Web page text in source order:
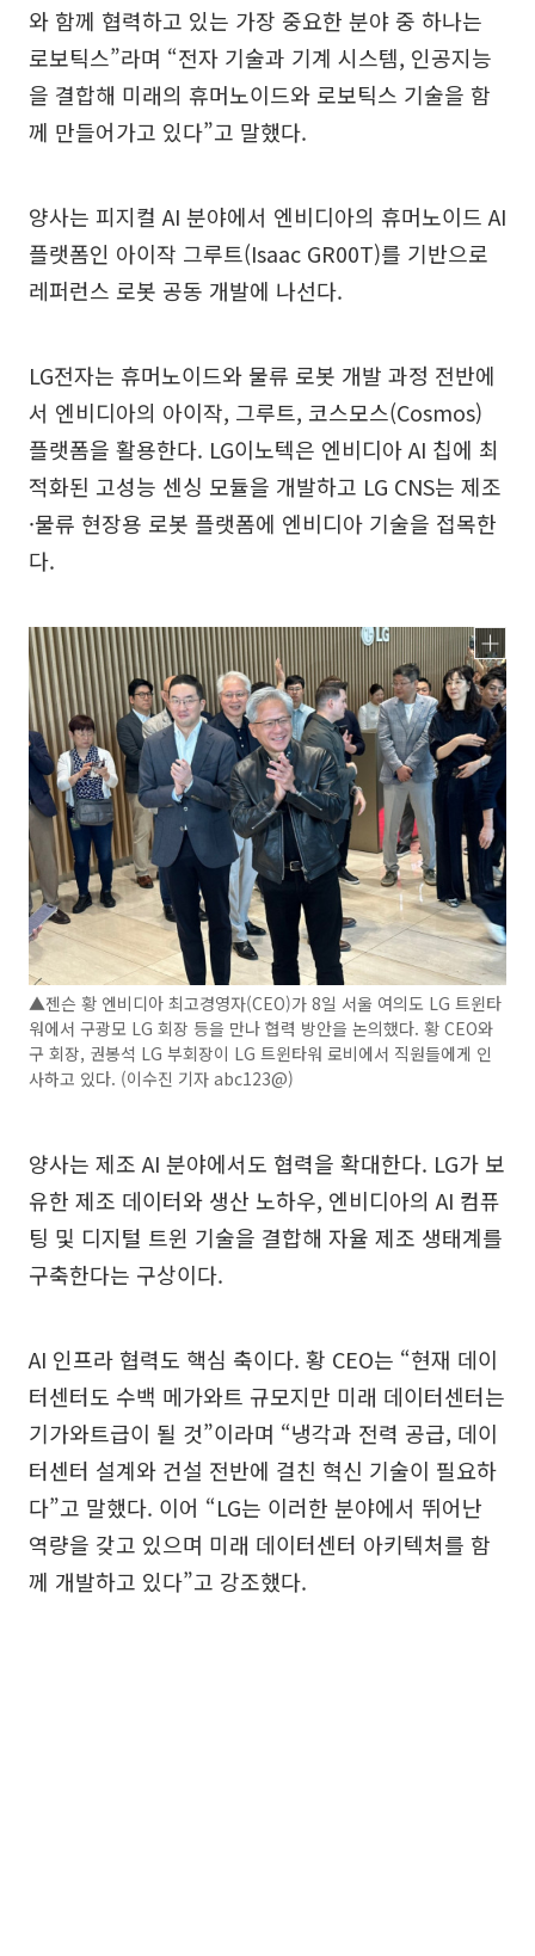
와 함께 협력하고 있는 가장 중요한 분야 중 하나는
로보틱스”라며 “전자 기술과 기계 시스템, 인공지능
을 결합해 미래의 휴머노이드와 로보틱스 기술을 함
께 만들어가고 있다”고 말했다.
양사는 피지컬 AI 분야에서 엔비디아의 휴머노이드 AI
플랫폼인 아이작 그루트(Isaac GR00T)를 기반으로
레퍼런스 로봇 공동 개발에 나선다.
LG전자는 휴머노이드와 물류 로봇 개발 과정 전반에
서 엔비디아의 아이작, 그루트, 코스모스(Cosmos)
플랫폼을 활용한다. LG이노텍은 엔비디아 AI 칩에 최
적화된 고성능 센싱 모듈을 개발하고 LG CNS는 제조
·물류 현장용 로봇 플랫폼에 엔비디아 기술을 접목한
다.
▲젠슨 황 엔비디아 최고경영자(CEO)가 8일 서울 여의도 LG 트윈타
워에서 구광모 LG 회장 등을 만나 협력 방안을 논의했다. 황 CEO와
구 회장, 권봉석 LG 부회장이 LG 트윈타워 로비에서 직원들에게 인
사하고 있다. (이수진 기자 abc123@)
양사는 제조 AI 분야에서도 협력을 확대한다. LG가 보
유한 제조 데이터와 생산 노하우, 엔비디아의 AI 컴퓨
팅 및 디지털 트윈 기술을 결합해 자율 제조 생태계를
구축한다는 구상이다.
AI 인프라 협력도 핵심 축이다. 황 CEO는 “현재 데이
터센터도 수백 메가와트 규모지만 미래 데이터센터는
기가와트급이 될 것”이라며 “냉각과 전력 공급, 데이
터센터 설계와 건설 전반에 걸친 혁신 기술이 필요하
다”고 말했다. 이어 “LG는 이러한 분야에서 뛰어난
역량을 갖고 있으며 미래 데이터센터 아키텍처를 함
께 개발하고 있다”고 강조했다.